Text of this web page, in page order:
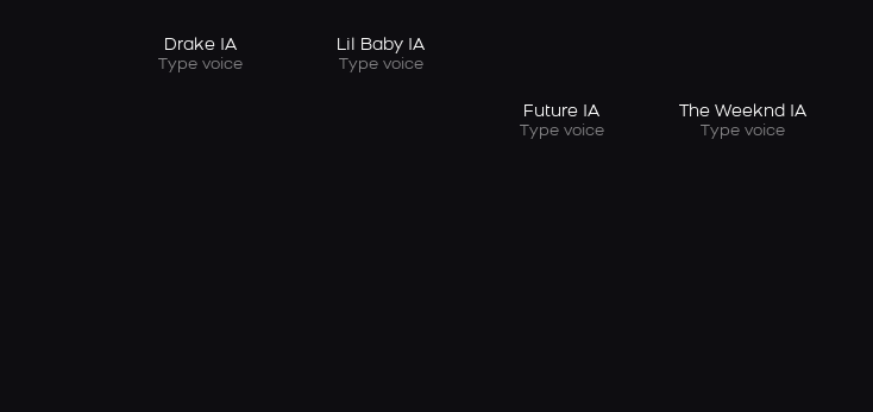
Drake IA
Type voice
Lil Baby IA
Type voice
Future IA
Type voice
The Weeknd IA
Type voice